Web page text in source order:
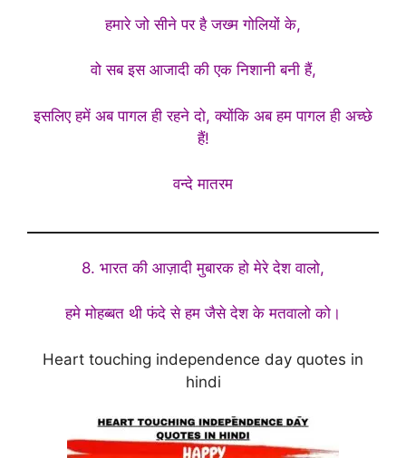
हमारे जो सीने पर है जख्म गोलियों के,
वो सब इस आजादी की एक निशानी बनी हैं,
इसलिए हमें अब पागल ही रहने दो, क्योंकि अब हम पागल ही अच्छे
हैं!
वन्दे मातरम
8. भारत की आज़ादी मुबारक हो मेरे देश वालो,
हमे मोहब्बत थी फंदे से हम जैसे देश के मतवालो को।
Heart touching independence day quotes in
hindi